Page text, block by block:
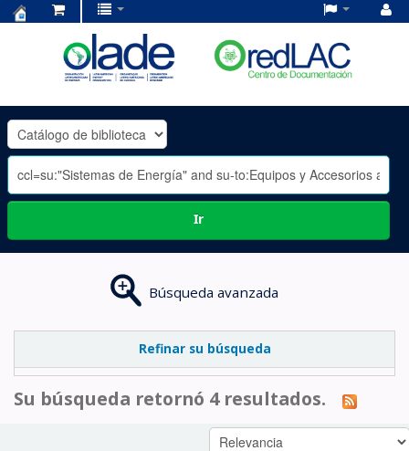
OLADE
-
Ir
Búsqueda avanzada
Refinar su búsqueda
Su búsqueda retornó 4 resultados.